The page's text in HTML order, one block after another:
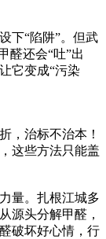
下“陷阱”。但武
饱甲醛还会“吐”出
，别让它变成“污染
，治标不治本！
，这些方法只能盖
。扎根江城多
头分解甲醛，
坏好心情，行